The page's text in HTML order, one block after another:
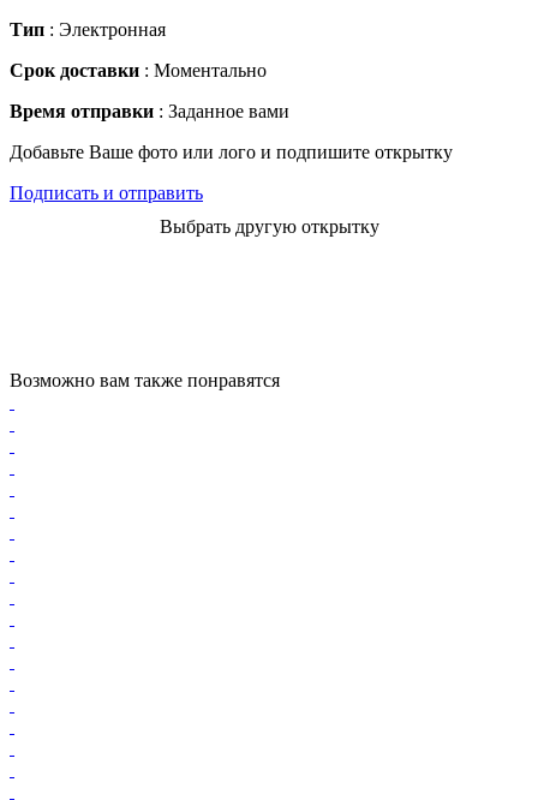
Тип : Электронная
Срок доставки : Моментально
Время отправки : Заданное вами
Добавьте Ваше фото или лого и подпишите открытку
Подписать и отправить
Выбрать другую открытку
Возможно вам также понравятся